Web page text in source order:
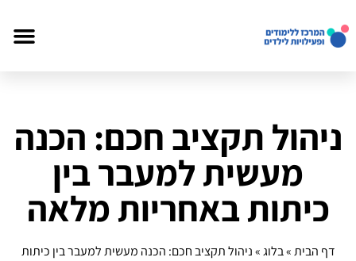
ניהול תקציב חכם: הכנה
מעשית למעבר בין
כיתות באחריות מלאה
דף הבית»בלוג»ניהול תקציב חכם: הכנה מעשית למעבר בין כיתות